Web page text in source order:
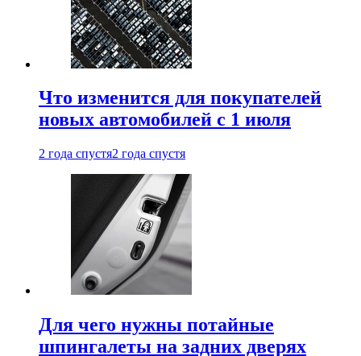
Что изменится для покупателей
новых автомобилей с 1 июля
2 года спустя2 года спустя
Для чего нужны потайные
шпингалеты на задних дверях